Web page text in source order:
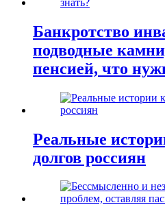
Банкротство
подводные
пенсией, что
Реальные
долгов россиян